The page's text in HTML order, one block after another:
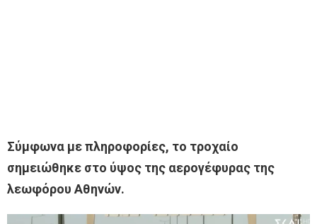
Σύμφωνα με πληροφορίες, το τροχαίο
σημειώθηκε στο ύψος της αερογέφυρας της
λεωφόρου Αθηνών.